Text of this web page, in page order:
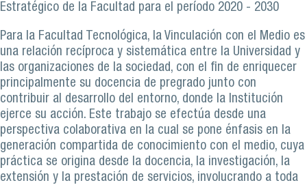
Estratégico de la Facultad para el período 2020 - 2030
Para la Facultad Tecnológica, la Vinculación con el Medio es
una relación recíproca y sistemática entre la Universidad y
las organizaciones de la sociedad, con el fin de enriquecer
principalmente su docencia de pregrado junto con
contribuir al desarrollo del entorno, donde la Institución
ejerce su acción. Este trabajo se efectúa desde una
perspectiva colaborativa en la cual se pone énfasis en la
generación compartida de conocimiento con el medio, cuya
práctica se origina desde la docencia, la investigación, la
extensión y la prestación de servicios, involucrando a toda